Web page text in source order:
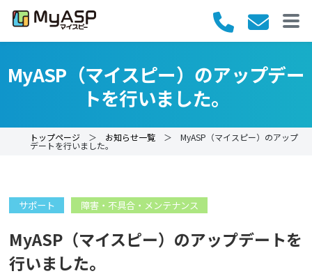
MyASP（マイスピー）のアップデー
トを行いました。
トップページ ＞ お知らせ一覧 ＞ MyASP（マイスピー）のアップ
デートを行いました。
サポート 障害・不具合・メンテナンス
MyASP（マイスピー）のアップデートを
行いました。